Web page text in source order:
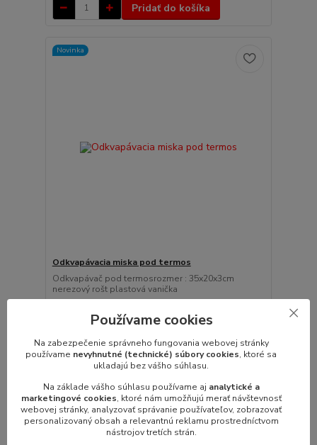
Pridať do košíka
Novinka
Odkvapávacia miska pod termos
Odkvapávač pod termosrozmer : 35x20x3cm
nerezový rošt plastová vanička
34,00 €bez DPH
Pridať do košíka
Používame cookies
Na zabezpečenie správneho fungovania webovej stránky
používame nevyhnutné (technické) súbory cookies, ktoré sa
ukladajú bez vášho súhlasu.
Na základe vášho súhlasu používame aj analytické a
marketingové cookies, ktoré nám umožňujú merať návštevnosť
webovej stránky, analyzovať správanie používateľov, zobrazovať
personalizovaný obsah a relevantnú reklamu prostredníctvom
nástrojov tretích strán.